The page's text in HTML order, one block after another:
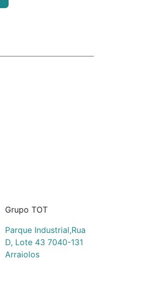
Grupo TOT
Parque Industrial,Rua
D, Lote 43 7040-131
Arraiolos